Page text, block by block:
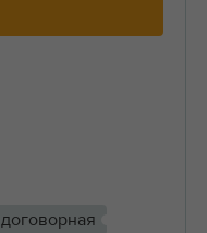
договорная